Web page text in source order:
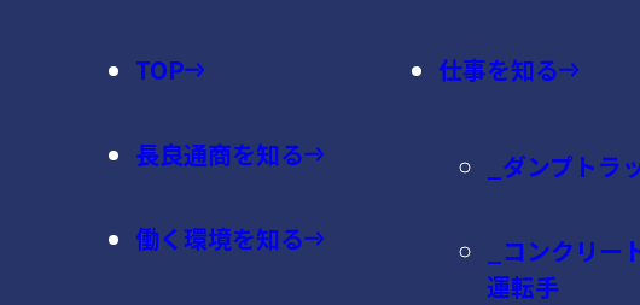
TOP
長良通商を知る
働く環境を知る
仕事を知る
ダンプトラ
コンクリー
運転手